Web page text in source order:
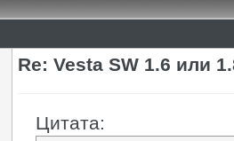
Re: Vesta SW 1.6 или
Цитата: